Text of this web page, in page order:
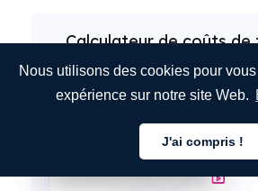
Nous utilisons des cookies pour
expérience sur notre site Web.
J'ai compris !
Calculateur de coûts
Français
Français
Français